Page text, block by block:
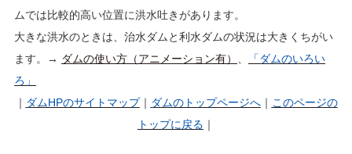
ムでは比較的高い位置に洪水吐きがあります。
大きな洪水のときは、治水ダムと利水ダムの状況は大きくちがい
ます。→ ダムの使い方（アニメーション有）
「ダムのいろい
ろ」
｜ ダムHPのサイトマップ｜ ダムのトップページへ｜ このページの
トップに戻る ｜